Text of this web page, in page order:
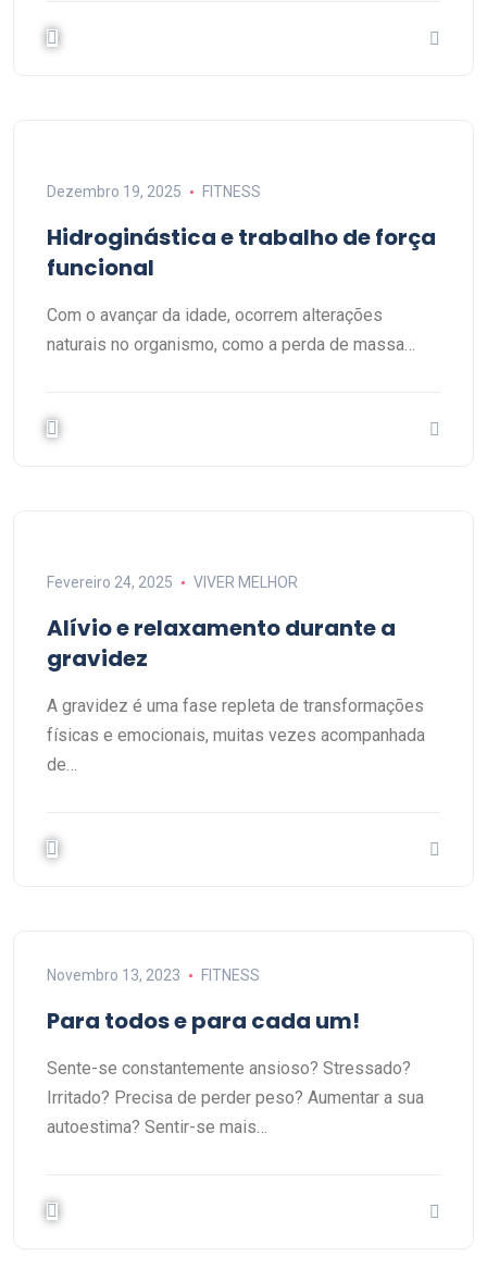
Dezembro 19, 2025 FITNESS
Hidroginástica e trabalho de força
funcional
Com o avançar da idade, ocorrem alterações
naturais no organismo, como a perda de massa…
Fevereiro 24, 2025 VIVER MELHOR
Alívio e relaxamento durante a
gravidez
A gravidez é uma fase repleta de transformações
físicas e emocionais, muitas vezes acompanhada
de…
Novembro 13, 2023 FITNESS
Para todos e para cada um!
Sente-se constantemente ansioso? Stressado?
Irritado? Precisa de perder peso? Aumentar a sua
autoestima? Sentir-se mais…